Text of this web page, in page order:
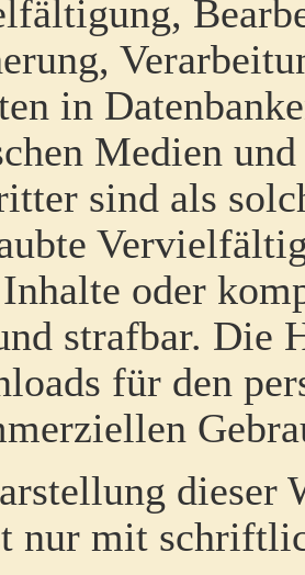
in
Medien
sind als
oder
strafbar. Die
für den
dieser
nur mit